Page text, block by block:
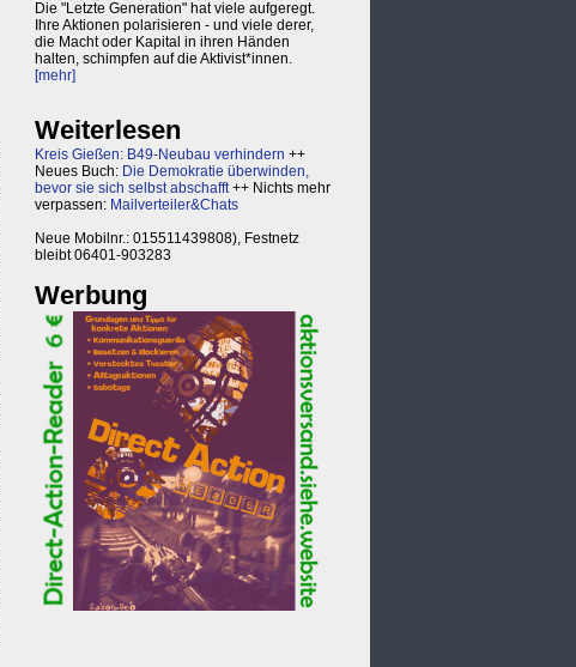
Die "Letzte Generation" hat viele aufgeregt.
Ihre Aktionen polarisieren - und viele derer,
die Macht oder Kapital in ihren Händen
halten, schimpfen auf die Aktivist*innen.
[mehr]
Weiterlesen
Kreis Gießen: B49-Neubau verhindern ++
Neues Buch: Die Demokratie überwinden,
bevor sie sich selbst abschafft++ Nichts mehr
verpassen: Mailverteiler&Chats
Neue Mobilnr.: 015511439808), Festnetz
bleibt 06401-903283
Werbung